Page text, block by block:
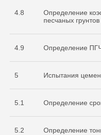
4.8
Определение
песчаных грунтов
4.9 Определение
5 Испытания
5.1 Определение
5.2 Определение